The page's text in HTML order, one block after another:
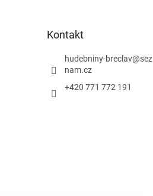
Kontakt
hudebniny-breclav@sez
nam.cz
+420 771 772 191